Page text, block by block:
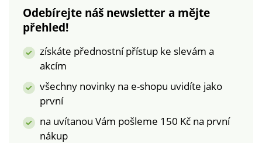
Odebírejte náš newsletter a mějte
přehled!
získáte přednostní přístup ke slevám a
akcím
všechny novinky na e-shopu uvidíte jako
první
na uvítanou Vám pošleme 150 Kč na první
nákup